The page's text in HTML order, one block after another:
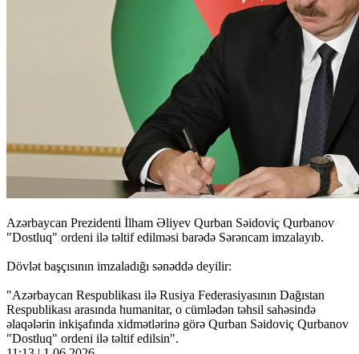
Azərbaycan Prezidenti İlham Əliyev Qurban Səidoviç Qurbanov
"Dostluq" ordeni ilə təltif edilməsi barədə Sərəncam imzalayıb.
Dövlət başçısının imzaladığı sənəddə deyilir:
"Azərbaycan Respublikası ilə Rusiya Federasiyasının Dağıstan
Respublikası arasında humanitar, o cümlədən təhsil sahəsində
əlaqələrin inkişafında xidmətlərinə görə Qurban Səidoviç Qurbanov
"Dostluq" ordeni ilə təltif edilsin".